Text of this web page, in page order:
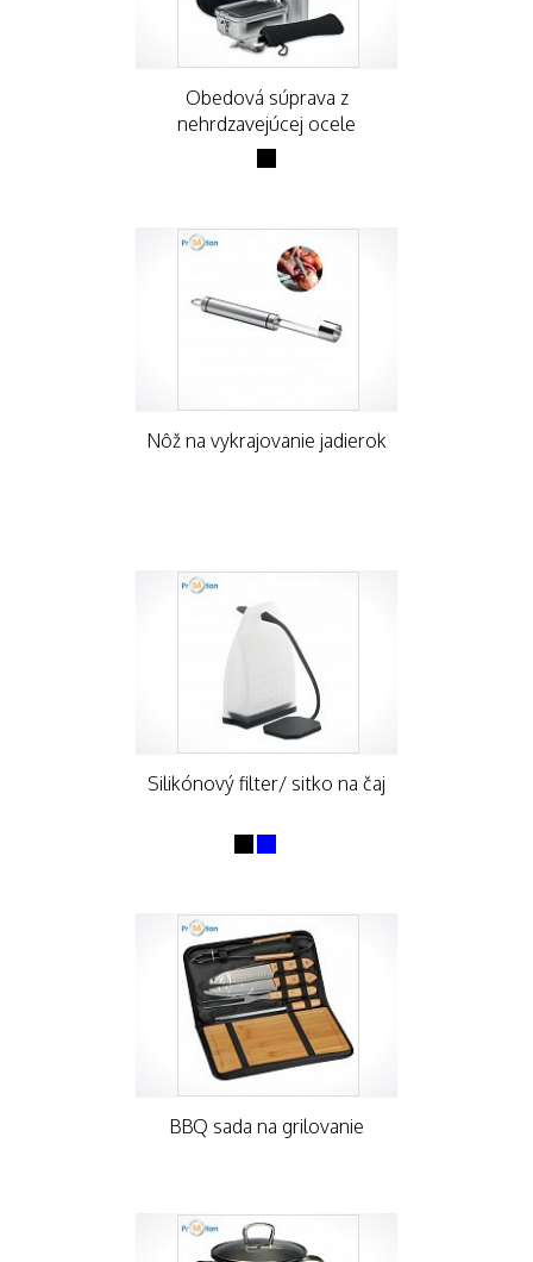
Obedová súprava z
nehrdzavejúcej ocele
Nôž na vykrajovanie jadierok
Silikónový filter/ sitko na čaj
BBQ sada na grilovanie